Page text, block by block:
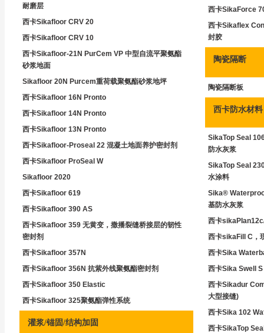
耐磨层
西卡Sikafloor CRV 20
西卡Sikafloor CRV 10
西卡Sikafloor-21N PurCem VP 中型自流平聚氨酯
砂浆地面
Sikafloor 20N Purcem重荷载聚氨酯砂浆地坪
西卡Sikafloor 16N Pronto
西卡Sikafloor 14N Pronto
西卡Sikafloor 13N Pronto
西卡Sikafloor-Proseal 22 混凝土地面养护密封剂
西卡Sikafloor ProSeal W
Sikafloor 2020
西卡Sikafloor 619
西卡Sikafloor 390 AS
西卡Sikafloor 359 无黄变，撒播裂缝桥接层的韧性
密封剂
西卡Sikafloor 357N
西卡Sikafloor 356N 抗紫外线聚氨酯密封剂
西卡Sikafloor 350 Elastic
西卡Sikafloor 325聚氨酯弹性系统
灌浆/锚固/结构加固
西卡SikaForce
西卡Sikaflex
封胶
陶瓷隔断
陶瓷隔断板
西卡防水材料
SikaTop Seal
防水灰浆
SikaTop Seal
水涂料
Sika®
基防水灰浆
西卡
西卡sikaFill C，
西卡Sika
西卡Sika Swell
西卡Sikadur
大型接缝)
西卡Sika 102
西卡SikaTop